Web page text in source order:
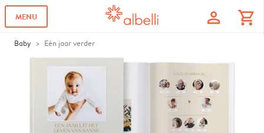
MENU profile shopping_cart
Baby Eén jaar verder